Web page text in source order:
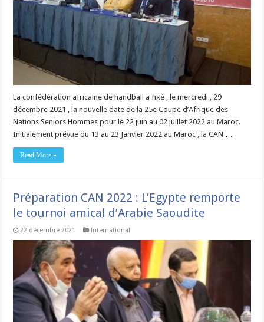
La confédération africaine de handball a fixé , le mercredi , 29
décembre 2021 , la nouvelle date de la 25e Coupe d’Afrique des
Nations Seniors Hommes pour le 22 juin au 02 juillet 2022 au Maroc.
Initialement prévue du 13 au 23 Janvier 2022 au Maroc , la CAN …
Read More »
Préparation CAN 2022 : L’Egypte remporte
le tournoi amical d’Arabie Saoudite
22 décembre 2021 International